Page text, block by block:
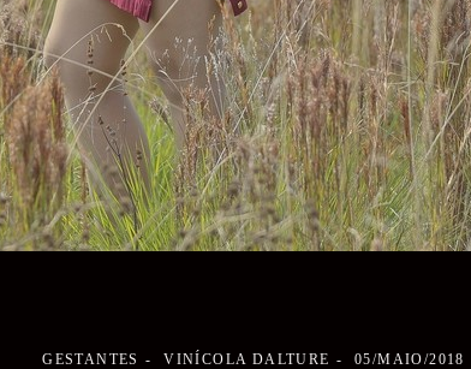
GESTANTES VINÍCOLA DALTURE 05/MAIO/2018